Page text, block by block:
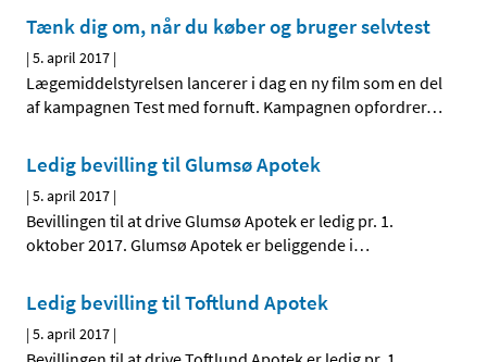
Tænk dig om, når du køber og bruger selvtest
|5. april 2017 |
Lægemiddelstyrelsen lancerer i dag en ny film som en del
af kampagnen Test med fornuft. Kampagnen opfordrer…
Ledig bevilling til Glumsø Apotek
|5. april 2017 |
Bevillingen til at drive Glumsø Apotek er ledig pr. 1.
oktober 2017. Glumsø Apotek er beliggende i…
Ledig bevilling til Toftlund Apotek
|5. april 2017 |